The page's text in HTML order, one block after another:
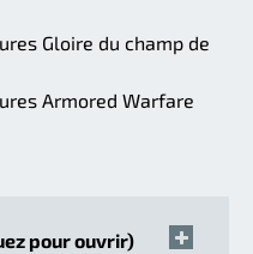
Gloire du champ de
Armored Warfare
pour ouvrir)